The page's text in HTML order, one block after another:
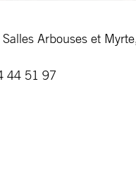
Arbouses et
44 51 97